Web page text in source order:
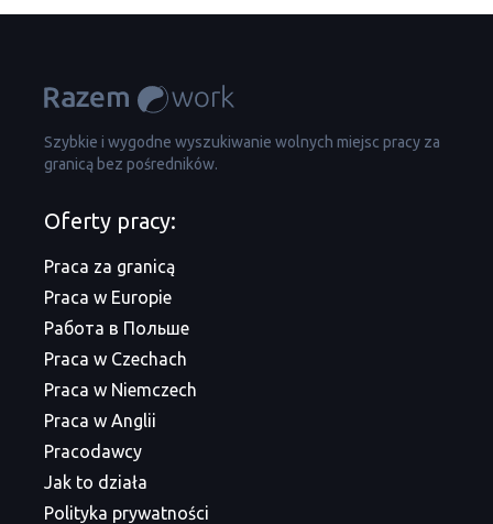
Szybkie i wygodne wyszukiwanie wolnych miejsc pracy za
granicą bez pośredników.
Oferty pracy:
Praca za granicą
Praca w Europie
Работа в Польше
Praca w Czechach
Praca w Niemczech
Praca w Anglii
Pracodawcy
Jak to działa
Polityka prywatności